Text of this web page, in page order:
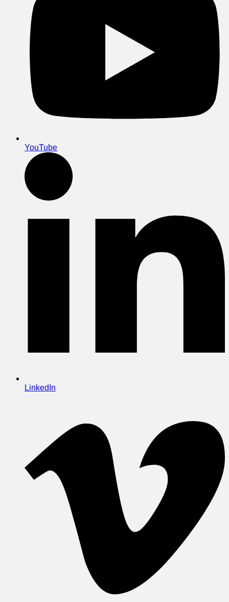
YouTube
LinkedIn